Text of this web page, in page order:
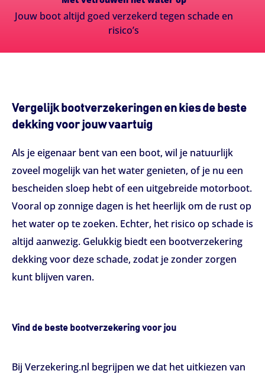
Jouw boot altijd goed verzekerd tegen schade en
risico’s
Vergelijk bootverzekeringen en kies de beste
dekking voor jouw vaartuig
Als je eigenaar bent van een boot, wil je natuurlijk
zoveel mogelijk van het water genieten, of je nu een
bescheiden sloep hebt of een uitgebreide motorboot.
Vooral op zonnige dagen is het heerlijk om de rust op
het water op te zoeken. Echter, het risico op schade is
altijd aanwezig. Gelukkig biedt een bootverzekering
dekking voor deze schade, zodat je zonder zorgen
kunt blijven varen.
Vind de beste bootverzekering voor jou
Bij Verzekering.nl begrijpen we dat het uitkiezen van